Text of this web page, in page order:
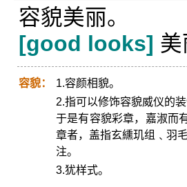
容貌美丽。
[good looks]
容貌：
1.容颜相貌。
2.指可以修饰容貌威仪的
于是有容貌彩章，嘉淑而
章者，盖指玄纁玑组﹑羽
注。
3.犹样式。